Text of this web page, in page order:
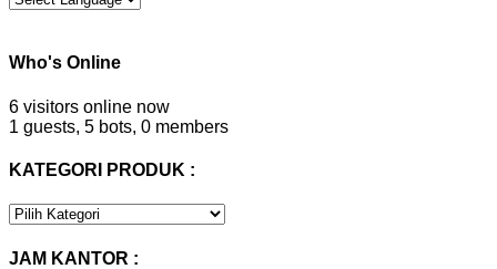
Who's Online
6 visitors online now
1 guests, 5 bots, 0 members
KATEGORI PRODUK :
KATEGORI
JAM KANTOR :